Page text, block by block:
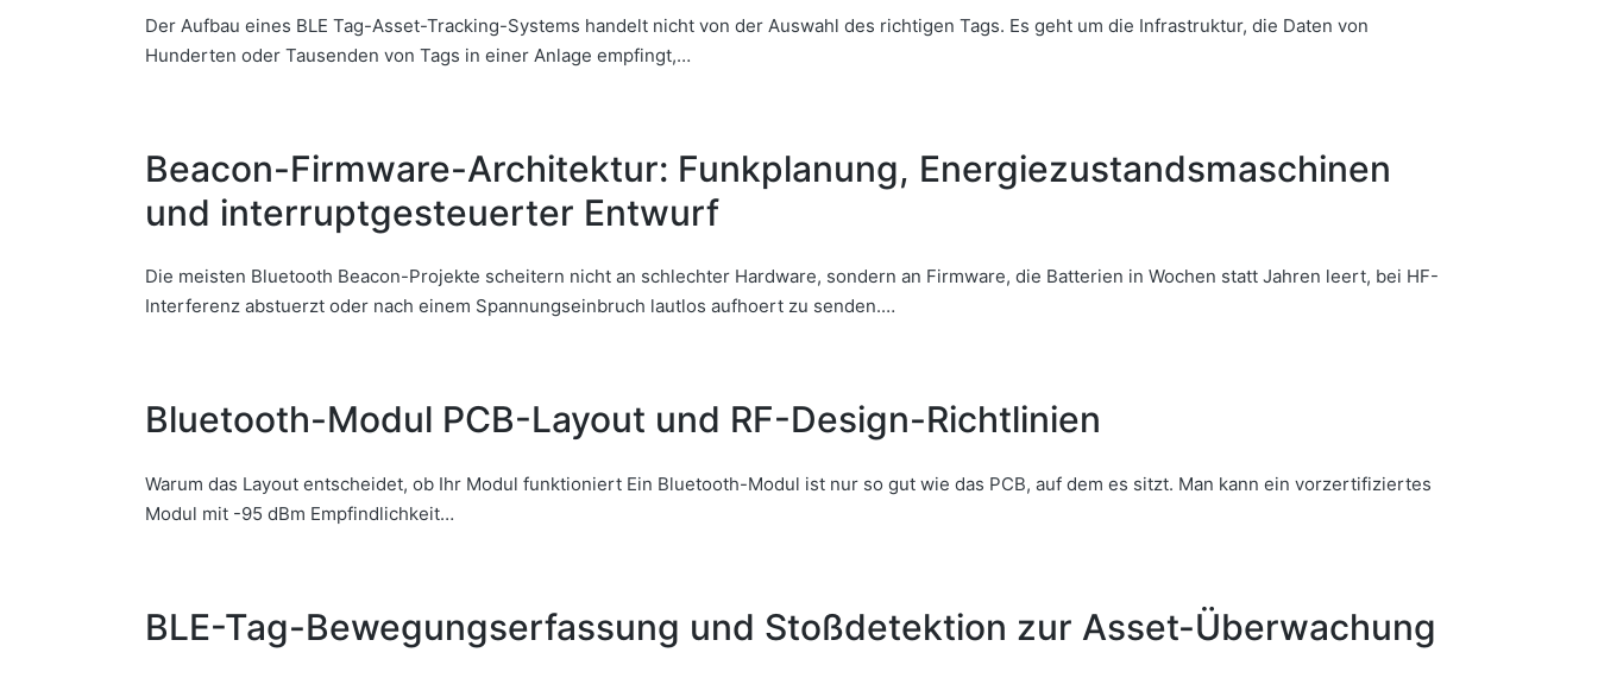
Der Aufbau eines BLE Tag-Asset-Tracking-Systems handelt nicht von der Auswahl des richtigen Tags. Es geht um die Infrastruktur, die Daten von
Hunderten oder Tausenden von Tags in einer Anlage empfingt,…
Beacon-Firmware-Architektur: Funkplanung, Energiezustandsmaschinen
und interruptgesteuerter Entwurf
Die meisten Bluetooth Beacon-Projekte scheitern nicht an schlechter Hardware, sondern an Firmware, die Batterien in Wochen statt Jahren leert, bei HF-
Interferenz abstuerzt oder nach einem Spannungseinbruch lautlos aufhoert zu senden.…
Bluetooth-Modul PCB-Layout und RF-Design-Richtlinien
Warum das Layout entscheidet, ob Ihr Modul funktioniert Ein Bluetooth-Modul ist nur so gut wie das PCB, auf dem es sitzt. Man kann ein vorzertifiziertes
Modul mit -95 dBm Empfindlichkeit…
BLE-Tag-Bewegungserfassung und Stoßdetektion zur Asset-Überwachung